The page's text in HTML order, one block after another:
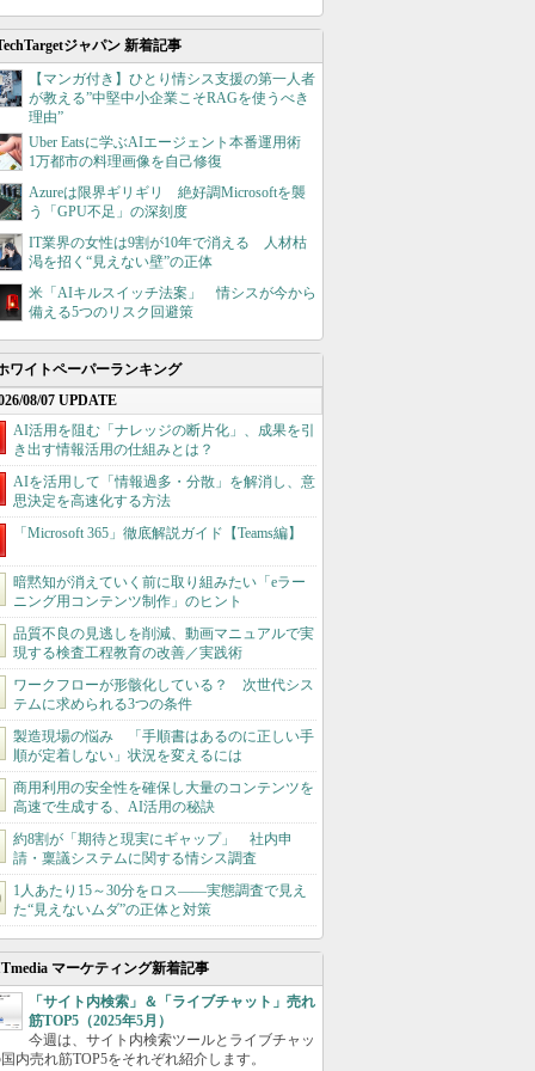
ジャパン 新着記事
【マンガ付き】ひとり情シス支援の第一人者
が教える”中堅中小企業こそRAGを使うべき
理由”
Uber Eatsに学ぶAIエージェント本番運用術
1万都市の料理画像を自己修復
Azureは限界ギリギリ 絶好調Microsoftを襲
う「GPU不足」の深刻度
IT業界の女性は9割が10年で消える 人材枯
渇を招く“見えない壁”の正体
米「AIキルスイッチ法案」 情シスが今から
備える5つのリスク回避策
ワイトペーパーランキング
08/07 UPDATE
AI活用を阻む「ナレッジの断片化」、成果を引
き出す情報活用の仕組みとは？
AIを活用して「情報過多・分散」を解消し、意
思決定を高速化する方法
「Microsoft 365」徹底解説ガイド【Teams編】
暗黙知が消えていく前に取り組みたい「eラー
ニング用コンテンツ制作」のヒント
品質不良の見逃しを削減、動画マニュアルで実
現する検査工程教育の改善／実践術
ワークフローが形骸化している？ 次世代シス
テムに求められる3つの条件
製造現場の悩み 「手順書はあるのに正しい手
順が定着しない」状況を変えるには
商用利用の安全性を確保し大量のコンテンツを
高速で生成する、AI活用の秘訣
約8割が「期待と現実にギャップ」 社内申
請・稟議システムに関する情シス調査
1人あたり15～30分をロス――実態調査で見え
た“見えないムダ”の正体と対策
マーケティング新着記事
「サイト内検索」＆「ライブチャット」売れ
筋TOP5（2025年5月）
今週は、サイト内検索ツールとライブチャッ
内売れ筋TOP5をそれぞれ紹介します。